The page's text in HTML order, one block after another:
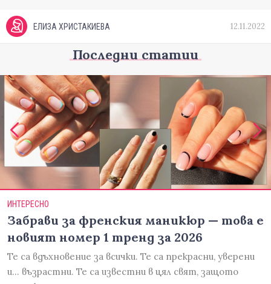
ЕЛИЗА ХРИСТАКИЕВА 12.11.2022
Последни статии
ИНТЕРЕСНО
Забрави за френския маникюр — това е
новият номер 1 тренд за 2026
Те са вдъхновение за всички. Те са прекрасни, уверени
и... възрастни. Те са известни в цял свят, защото